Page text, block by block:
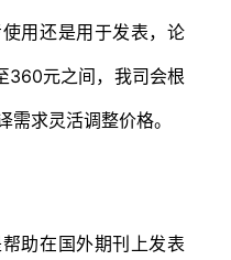
用还是用于发表，论
360元之间，我司会根
求灵活调整价格。
助在国外期刊上发表